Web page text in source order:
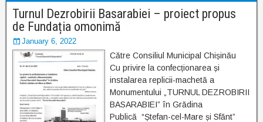
Turnul Dezrobirii Basarabiei – proiect propus
de Fundația omonimă
January 6, 2022
Către Consiliul Municipal Chișinău
Cu privire la confecționarea și
instalarea replicii-machetă a
Monumentului „TURNUL DEZROBIRII
BASARABIEI” în Grădina
Publică “Ștefan-cel-Mare și Sfănt”